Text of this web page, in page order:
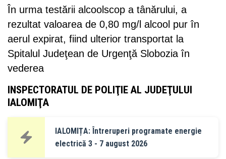
În urma testării alcoolscop a tânărului, a
rezultat valoarea de 0,80 mg/l alcool pur în
aerul expirat, fiind ulterior transportat la
Spitalul Judeţean de Urgenţă Slobozia în
vederea
INSPECTORATUL DE POLIŢIE AL JUDEŢULUI
IALOMIŢA
IALOMIȚA: Întreruperi programate energie
electrică 3 - 7 august 2026